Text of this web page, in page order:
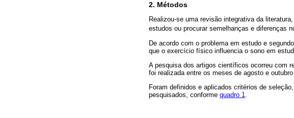
2. Métodos
Realizou-se uma revisão integrativa da
estudos ou procurar semelhanças e diferenças
De acordo com o problema em estudo e
que o exercício físico influencia o sono em
A pesquisa dos artigos científicos ocorreu com
foi realizada entre os meses de agosto e
Foram definidos e aplicados critérios de
pesquisados, conforme quadro 1.